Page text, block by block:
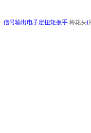
信号输出电子定扭矩扳手 梅花头(